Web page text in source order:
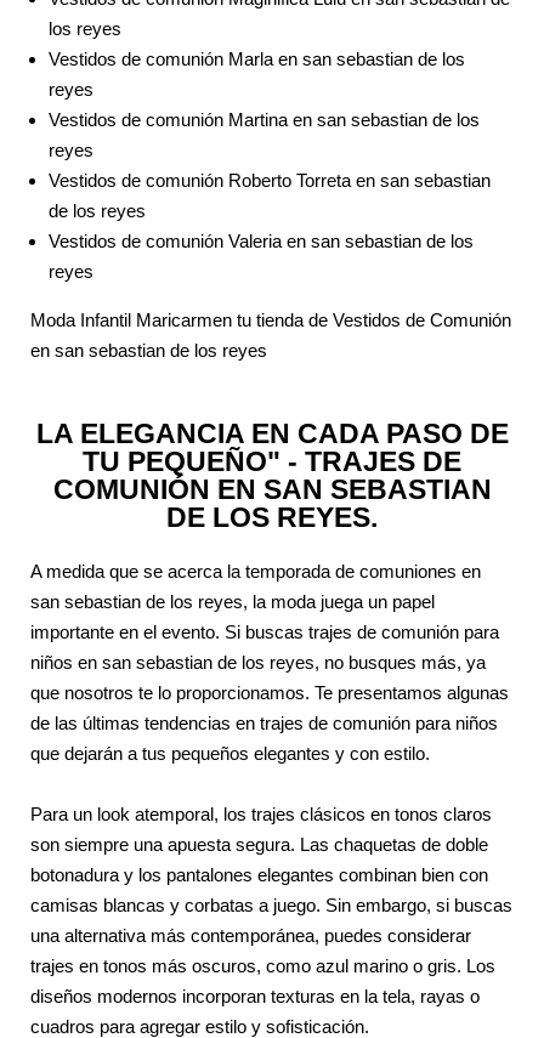
los reyes
Vestidos de comunión Marla en san sebastian de los
reyes
Vestidos de comunión Martina en san sebastian de los
reyes
Vestidos de comunión Roberto Torreta en san sebastian
de los reyes
Vestidos de comunión Valeria en san sebastian de los
reyes
Moda Infantil Maricarmen tu tienda de Vestidos de Comunión
en san sebastian de los reyes
LA ELEGANCIA EN CADA PASO DE
TU PEQUEÑO" - TRAJES DE
COMUNIÓN EN SAN SEBASTIAN
DE LOS REYES.
A medida que se acerca la temporada de comuniones en
san sebastian de los reyes, la moda juega un papel
importante en el evento. Si buscas trajes de comunión para
niños en san sebastian de los reyes, no busques más, ya
que nosotros te lo proporcionamos. Te presentamos algunas
de las últimas tendencias en trajes de comunión para niños
que dejarán a tus pequeños elegantes y con estilo.
Para un look atemporal, los trajes clásicos en tonos claros
son siempre una apuesta segura. Las chaquetas de doble
botonadura y los pantalones elegantes combinan bien con
camisas blancas y corbatas a juego. Sin embargo, si buscas
una alternativa más contemporánea, puedes considerar
trajes en tonos más oscuros, como azul marino o gris. Los
diseños modernos incorporan texturas en la tela, rayas o
cuadros para agregar estilo y sofisticación.